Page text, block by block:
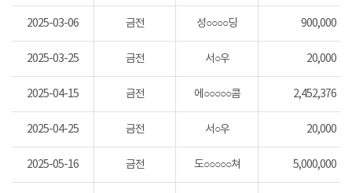
2025-03-06 금전 성○○○○딩 900,000
2025-03-25 금전 서○우 20,000
2025-04-15 금전 에○○○○○콤 2,452,376
2025-04-25 금전 서○우 20,000
2025-05-16 금전 도○○○○○쳐 5,000,000